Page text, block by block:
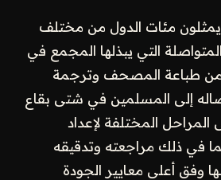
يمثلون مئات الدول من مختلف
التي يبذلها المجمع في
من طباعة المصحف وترجمة
إلى المسلمين في شتى بقاع
المراحل المختلفة لإعداد
في ذلك مراجعته وتدقيقه
وفق أعلى معايير الجودة